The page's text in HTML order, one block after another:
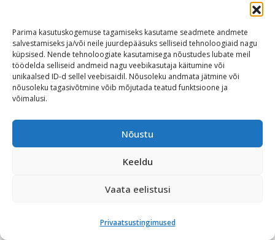
Parima kasutuskogemuse tagamiseks kasutame seadmete andmete
salvestamiseks ja/või neile juurdepääsuks selliseid tehnoloogiaid nagu
küpsised. Nende tehnoloogiate kasutamisega nõustudes lubate meil
töödelda selliseid andmeid nagu veebikasutaja käitumine või
unikaalsed ID-d sellel veebisaidil. Nõusoleku andmata jätmine või
nõusoleku tagasivõtmine võib mõjutada teatud funktsioone ja
võimalusi.
Nõustu
Keeldu
Vaata eelistusi
Privaatsustingimused